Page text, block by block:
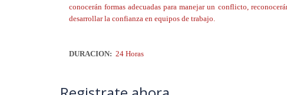
conocerán formas adecuadas para manejar un conflicto,
desarrollar la confianza en equipos de trabajo.
DURACION: 24 Horas